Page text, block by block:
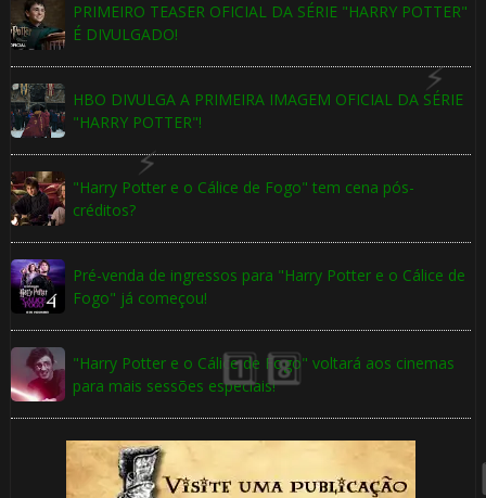
PRIMEIRO TEASER OFICIAL DA SÉRIE "HARRY POTTER"
É DIVULGADO!
HBO DIVULGA A PRIMEIRA IMAGEM OFICIAL DA SÉRIE
"HARRY POTTER"!
"Harry Potter e o Cálice de Fogo" tem cena pós-
créditos?
Pré-venda de ingressos para "Harry Potter e o Cálice de
Fogo" já começou!
"Harry Potter e o Cálice de Fogo" voltará aos cinemas
para mais sessões especiais!
🎈
🎈
🎂